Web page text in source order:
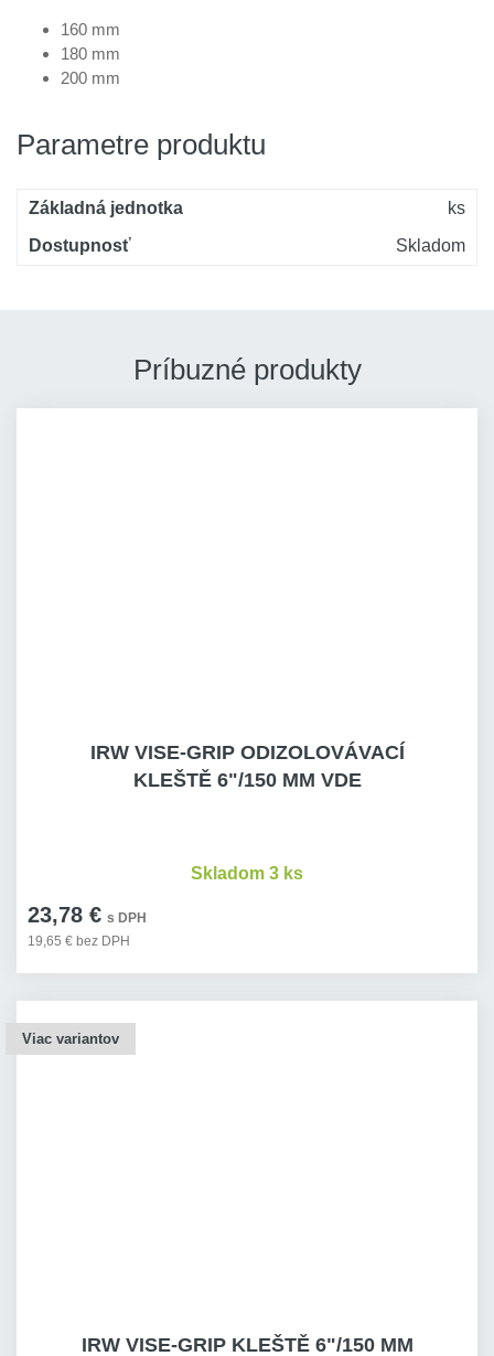
160 mm
180 mm
200 mm
Parametre produktu
Základná jednotka
ks
Dostupnosť
Skladom
Príbuzné produkty
IRW VISE-GRIP ODIZOLOVÁVACÍ
KLEŠTĚ 6"/150 MM VDE
23,78 € s DPH
19,65 € bez DPH
Skladom 3 ks
Viac variantov
IRW VISE-GRIP KLEŠTĚ 6"/150 MM